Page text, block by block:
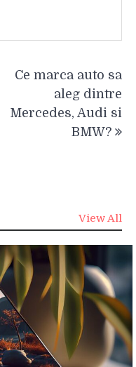
Ce marca auto sa
aleg dintre
Mercedes, Audi si
BMW?
View All